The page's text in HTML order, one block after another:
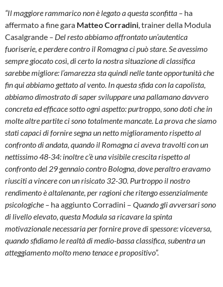
“Il maggiore rammarico non è legato a questa sconfitta – ha
affermato a fine gara Matteo Corradini, trainer della Modula
Casalgrande – Del resto abbiamo affrontato un’autentica
fuoriserie, e perdere contro il Romagna ci può stare. Se avessimo
sempre giocato così, di certo la nostra situazione di classifica
sarebbe migliore: l’amarezza sta quindi nelle tante opportunità che
fin qui abbiamo gettato al vento. In questa sfida con la capolista,
abbiamo dimostrato di saper sviluppare una pallamano davvero
concreta ed efficace sotto ogni aspetto: purtroppo, sono doti che in
molte altre partite ci sono totalmente mancate. La prova che siamo
stati capaci di fornire segna un netto miglioramento rispetto al
confronto di andata, quando il Romagna ci aveva travolti con un
nettissimo 48-34: inoltre c’è una visibile crescita rispetto al
confronto del 29 gennaio contro Bologna, dove peraltro eravamo
riusciti a vincere con un risicato 32-30. Purtroppo il nostro
rendimento è altalenante, per ragioni che ritengo essenzialmente
psicologiche – ha aggiunto Corradini – Quando gli avversari sono
di livello elevato, questa Modula sa ricavare la spinta
motivazionale necessaria per fornire prove di spessore: viceversa,
quando sfidiamo le realtà di medio-bassa classifica, subentra un
atteggiamento molto meno tenace e propositivo”.